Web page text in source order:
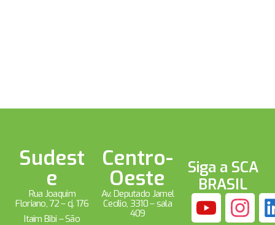
Sudest
e
Rua Joaquim
Floriano, 72 – cj. 176
Itaim Bibi – São
Centro-
Oeste
Av. Deputado Jamel
Cecílio, 3310 – sala
409
Siga a SCA
BRASIL